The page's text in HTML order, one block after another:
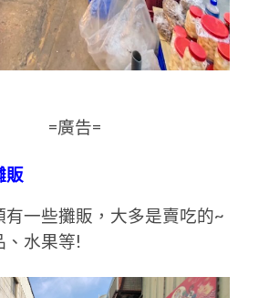
=廣告=
販
一些攤販，大多是賣吃的~
、水果等!